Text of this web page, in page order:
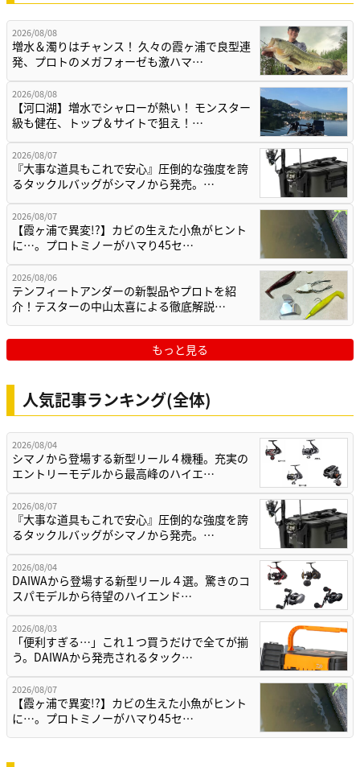
2026/08/08
増水＆濁りはチャンス！ 久々の霞ヶ浦で良型連
発、プロトのメガフォーゼも激ハマ…
2026/08/08
【河口湖】増水でシャローが熱い！ モンスター
級も健在、トップ＆サイトで狙え！…
2026/08/07
『大事な道具もこれで安心』圧倒的な強度を誇
るタックルバッグがシマノから発売。…
2026/08/07
【霞ヶ浦で異変!?】カビの生えた小魚がヒント
に…。プロトミノーがハマり45セ…
2026/08/06
テンフィートアンダーの新製品やプロトを紹
介！テスターの中山太喜による徹底解説…
もっと見る
人気記事ランキング(全体)
2026/08/04
シマノから登場する新型リール４機種。充実の
エントリーモデルから最高峰のハイエ…
2026/08/07
『大事な道具もこれで安心』圧倒的な強度を誇
るタックルバッグがシマノから発売。…
2026/08/04
DAIWAから登場する新型リール４選。驚きのコ
スパモデルから待望のハイエンド…
2026/08/03
「便利すぎる…」これ１つ買うだけで全てが揃
う。DAIWAから発売されるタック…
2026/08/07
【霞ヶ浦で異変!?】カビの生えた小魚がヒント
に…。プロトミノーがハマり45セ…